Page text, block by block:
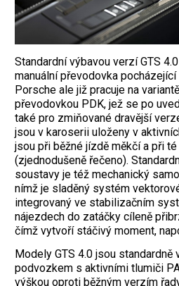
Standardní výbavou verzí GTS
manuální převodovka pocházející
Porsche ale již pracuje na
převodovkou PDK, jež se po
také pro zmiňované dravější
jsou v karoserii uloženy v
jsou při běžné jízdě měkčí a při
(zjednodušeně řečeno).
soustavy je též mechanický
nímž je sladěný systém
integrovaný ve stabilizačním
nájezdech do zatáčky cíleně
čímž vytvoří stáčivý moment,
Modely GTS 4.0 jsou
podvozkem s aktivními tlumiči
výškou oproti běžným verzím